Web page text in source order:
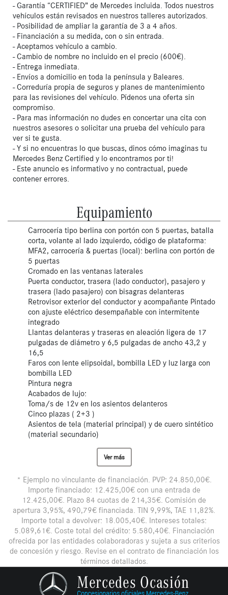
- Garantía “CERTIFIED” de Mercedes incluida. Todos nuestros
vehículos están revisados en nuestros talleres autorizados.
- Posibilidad de ampliar la garantía de 3 a 4 años.
- Financiación a su medida, con o sin entrada.
- Aceptamos vehículo a cambio.
- Cambio de nombre no incluido en el precio (600€).
- Entrega inmediata.
- Envíos a domicilio en toda la península y Baleares.
- Correduría propia de seguros y planes de mantenimiento
para las revisiones del vehículo. Pídenos una oferta sin
compromiso.
- Para mas información no dudes en concertar una cita con
nuestros asesores o solicitar una prueba del vehículo para
ver si te gusta.
- Y si no encuentras lo que buscas, dinos cómo imaginas tu
Mercedes Benz Certified y lo encontramos por ti!
- Este anuncio es informativo y no contractual, puede
contener errores.
Equipamiento
Carrocería tipo berlina con portón con 5 puertas, batalla
corta, volante al lado izquierdo, código de plataforma:
MFA2, carrocería & puertas (local): berlina con portón de
5 puertas
Cromado en las ventanas laterales
Puerta conductor, trasera (lado conductor), pasajero y
trasera (lado pasajero) con bisagras delanteras
Retrovisor exterior del conductor y acompañante Pintado
con ajuste eléctrico desempañable con intermitente
integrado
Llantas delanteras y traseras en aleación ligera de 17
pulgadas de diámetro y 6,5 pulgadas de ancho 43,2 y
16,5
Faros con lente elipsoidal, bombilla LED y luz larga con
bombilla LED
Pintura negra
Acabados de lujo:
Toma/s de 12v en los asientos delanteros
Cinco plazas ( 2+3 )
Asientos de tela (material principal) y de cuero sintético
(material secundario)
Ver más
* Ejemplo no vinculante de financiación. PVP: 24.850,00€.
Importe financiado: 12.425,00€ con una entrada de
12.425,00€. Plazo 84 cuotas de 214,35€. Comisión de
apertura 3,95%, 490,79€ financiada. TIN 9,99%, TAE 11,82%.
Importe total a devolver: 18.005,40€. Intereses totales:
5.089,61€. Coste total del crédito: 5.580,40€. Financiación
ofrecida por las entidades colaboradoras y sujeta a sus criterios
de concesión y riesgo. Revise en el contrato de financiación los
términos detallados.